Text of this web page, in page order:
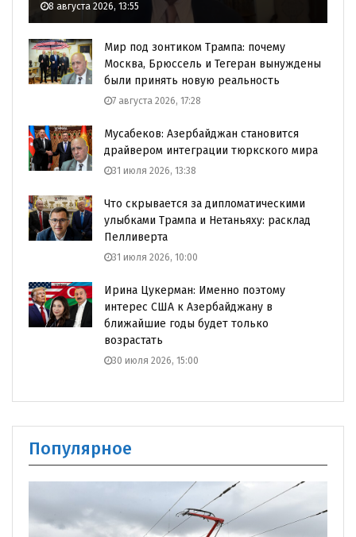
8 августа 2026, 13:55
Мир под зонтиком Трампа: почему
Москва, Брюссель и Тегеран вынуждены
были принять новую реальность
7 августа 2026, 17:28
Мусабеков: Азербайджан становится
драйвером интеграции тюркского мира
31 июля 2026, 13:38
Что скрывается за дипломатическими
улыбками Трампа и Нетаньяху: расклад
Пелливерта
31 июля 2026, 10:00
Ирина Цукерман: Именно поэтому
интерес США к Азербайджану в
ближайшие годы будет только
возрастать
30 июля 2026, 15:00
Популярное